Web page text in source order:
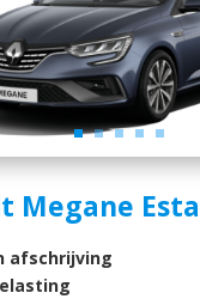
Megane
afschrijving